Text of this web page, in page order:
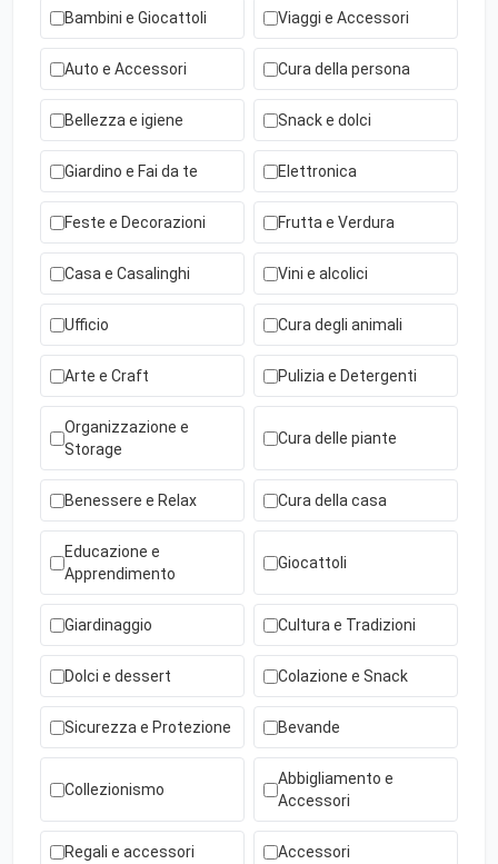
Bambini e Giocattoli Viaggi e Accessori
Auto e Accessori Cura della persona
Bellezza e igiene Snack e dolci
Giardino e Fai da te Elettronica
Feste e Decorazioni Frutta e Verdura
Casa e Casalinghi Vini e alcolici
Ufficio Cura degli animali
Arte e Craft Pulizia e Detergenti
Organizzazione e
Storage
Cura delle piante
Benessere e Relax Cura della casa
Educazione e
Apprendimento
Giocattoli
Giardinaggio Cultura e Tradizioni
Dolci e dessert Colazione e Snack
Sicurezza e Protezione Bevande
Collezionismo
Abbigliamento e
Accessori
Regali e accessori Accessori